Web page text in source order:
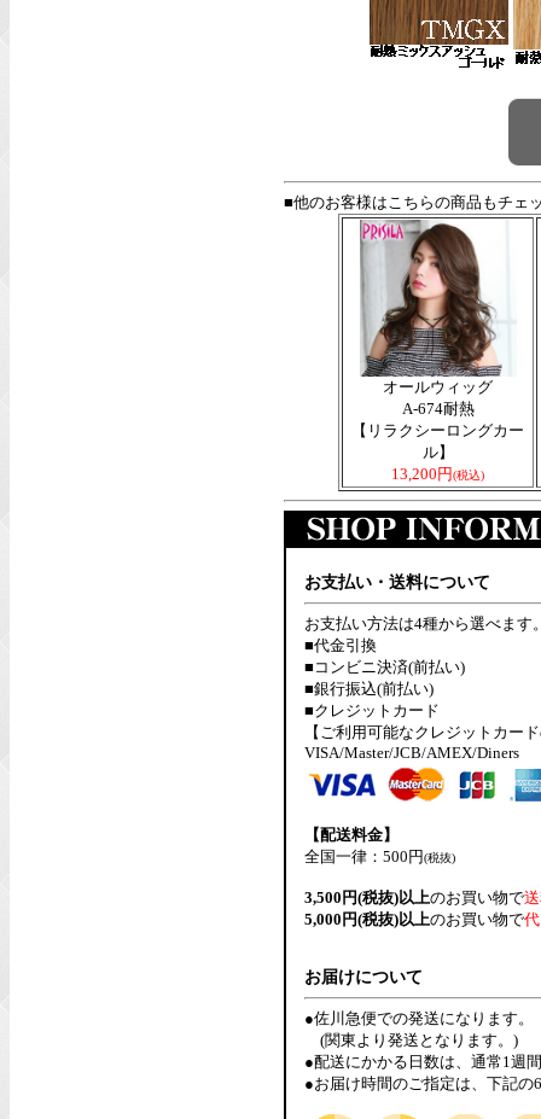
■他のお客様はこちらの商品もチェ
オールウィッグ
A-674耐熱
【リラクシーロングカー
ル】
13,200円(税込)
お支払い・送料について
お支払い方法は4種から選べます
■代金引換
■コンビニ決済(前払い)
■銀行振込(前払い)
■クレジットカード
【ご利用可能なクレジットカー
VISA/Master/JCB/AMEX/Diners
【配送料金】
全国一律：500円(税抜)
3,500円(税抜)以上のお買い物で
5,000円(税抜)以上のお買い物で
お届けについて
●佐川急便での発送になります。
(関東より発送となります。)
●配送にかかる日数は、通常1週
●お届け時間のご指定は、下記